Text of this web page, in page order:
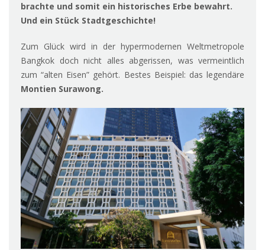
brachte und somit ein historisches Erbe bewahrt.
Und ein Stück Stadtgeschichte!
Zum Glück wird in der hypermodernen Weltmetropole
Bangkok doch nicht alles abgerissen, was vermeintlich
zum “alten Eisen” gehört. Bestes Beispiel: das legendäre
Montien Surawong.